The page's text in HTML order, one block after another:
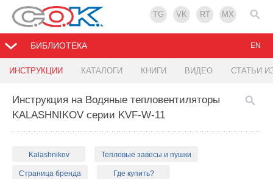
TG VK RT MX
БИБЛИОТЕКА
ИНСТРУКЦИИ КАТАЛОГИ КНИГИ ВИДЕО СТАТЬИ
EN
Инструкция на Водяные тепловентиляторы
KALASHNIKOV серии KVF-W-11
Kalashnikov Тепловые завесы и пушки
Страница бренда Где купить?